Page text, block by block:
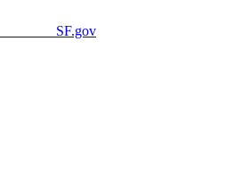
SF.gov